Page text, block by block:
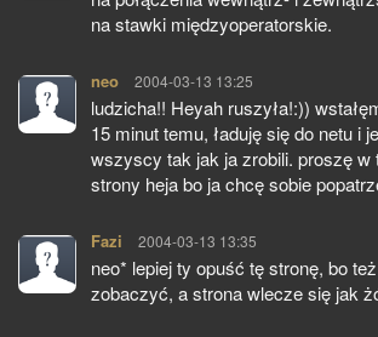
na stawki międzyoperatorskie.
neo pisze:
2004-03-13 13:25
ludzicha!! Heyah ruszyła!:))
15 minut temu, ładuję się do netu i
wszyscy tak jak ja zrobili. proszę w
strony heja bo ja chcę sobie
Fazi pisze:
2004-03-13 13:35
neo* lepiej ty opuść tę stronę, bo
zobaczyć, a strona wlecze się jak